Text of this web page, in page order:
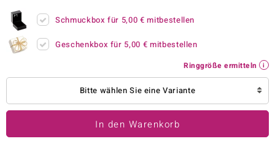
BY DE MELO
Schmuckbox für 5,00 € mitbestellen
Geschenkbox für 5,00 € mitbestellen
Ringgröße ermitteln
Bitte wählen Sie eine Variante
In den Warenkorb